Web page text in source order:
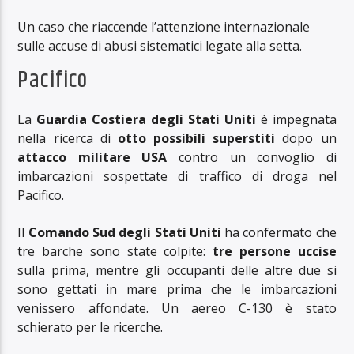
Un caso che riaccende l’attenzione internazionale
sulle accuse di abusi sistematici legate alla setta.
Pacifico
La Guardia Costiera degli Stati Uniti è impegnata
nella ricerca di otto possibili superstiti dopo un
attacco militare USA contro un convoglio di
imbarcazioni sospettate di traffico di droga nel
Pacifico.
Il Comando Sud degli Stati Uniti ha confermato che
tre barche sono state colpite: tre persone uccise
sulla prima, mentre gli occupanti delle altre due si
sono gettati in mare prima che le imbarcazioni
venissero affondate. Un aereo C-130 è stato
schierato per le ricerche.